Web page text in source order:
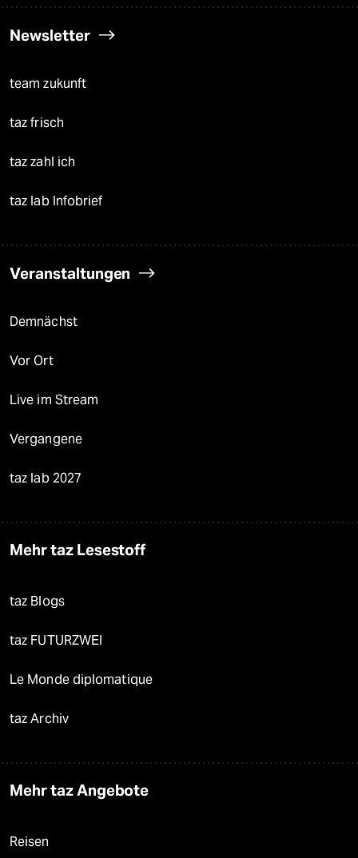
Newsletter
team zukunft
taz frisch
taz zahl ich
taz lab Infobrief
Veranstaltungen
Demnächst
Vor Ort
Live im Stream
Vergangene
taz lab 2027
Mehr taz Lesestoff
taz Blogs
taz FUTURZWEI
Le Monde diplomatique
taz Archiv
Mehr taz Angebote
Reisen